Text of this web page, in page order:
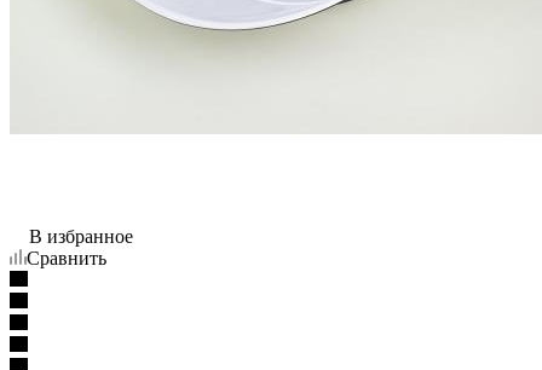
В избранное
Сравнить